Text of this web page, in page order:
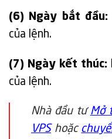
(6) Ngày bắt đầu:
của lệnh.
(7) Ngày kết thúc:
của lệnh.
Nhà đầu tưMở
VPS hoặc